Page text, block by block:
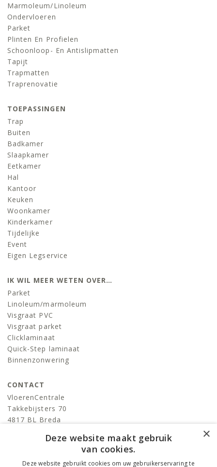
Marmoleum/linoleum
Ondervloeren
Parket
Plinten En Profielen
Schoonloop- En Antislipmatten
Tapijt
Trapmatten
Traprenovatie
TOEPASSINGEN
Trap
Buiten
Badkamer
Slaapkamer
Eetkamer
Hal
Kantoor
Keuken
Woonkamer
Kinderkamer
Tijdelijke
Event
Eigen Legservice
IK WIL MEER WETEN OVER…
Parket
Linoleum/marmoleum
Visgraat PVC
Visgraat parket
Clicklaminaat
Quick-Step laminaat
Binnenzonwering
CONTACT
VloerenCentrale
Takkebijsters 70
4817 BL Breda
info@devloerencentrale.nl
×
Deze website maakt gebruik
van cookies.
Deze website gebruikt cookies om uw gebruikerservaring te